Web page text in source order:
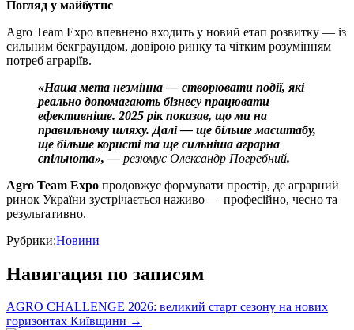
Погляд у майбутнє
Agro Team Expo впевнено входить у новий етап розвитку — із
сильним бекграундом, довірою ринку та чітким розумінням
потреб аграріїв.
«Наша мета незмінна — створювати події, які
реально допомагають бізнесу працювати
ефективніше. 2025 рік показав, що ми на
правильному шляху. Далі — ще більше масштабу,
ще більше користі та ще сильніша аграрна
спільнота», — резюмує Олександр Погребний.
Agro Team Expo продовжує формувати простір, де аграрний
ринок України зустрічається наживо — професійно, чесно та
результативно.
Рубрики:Новини
Навигация по записям
AGRO CHALLENGE 2026: великий старт сезону на нових
горизонтах Київщини →